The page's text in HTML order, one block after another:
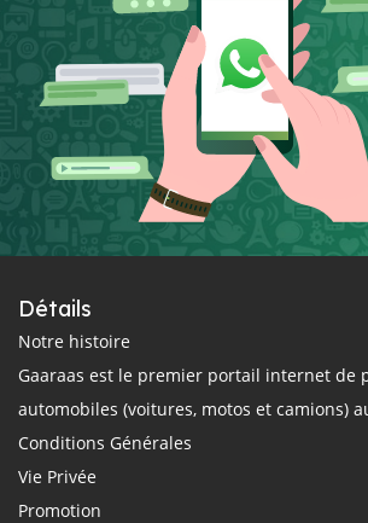
Détails
Notre histoire
Gaaraas est le premier portail internet de
automobiles (voitures, motos et camions)
Conditions Générales
Vie Privée
Promotion